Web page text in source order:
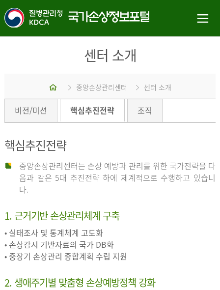
센터 소개
중앙손상관리센터 센터 소개
비전/미션 핵심추진전략 조직
핵심추진전략
중앙손상관리센터는 손상 예방과 관리를 위한 국가전략을 다
음과 같은 5대 추진전략 하에 체계적으로 수행하고 있습니
다.
1. 근거기반 손상관리체계 구축
• 실태조사 및 통계체계 고도화
• 손상감시 기반자료의 국가 DB화
• 중장기 손상관리 종합계획 수립 지원
2. 생애주기별 맞춤형 손상예방정책 강화